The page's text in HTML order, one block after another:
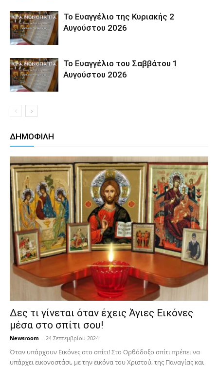
Το Ευαγγέλιο της Κυριακής 2
Αυγούστου 2026
Το Ευαγγέλιο του Σαββάτου 1
Αυγούστου 2026
ΔΗΜΟΦΙΛΗ
Δες τι γίνεται όταν έχεις Άγιες Εικόνες
μέσα στο σπίτι σου!
Newsroom - 24 Σεπτεμβρίου 2024
Όταν υπάρχουν Εικόνες στο σπίτι! Στο Ορθόδοξο σπίτι πρέπει να
υπάρχει εικονοστάσι, με την εικόνα του Χριστού, της Παν­αγίας και